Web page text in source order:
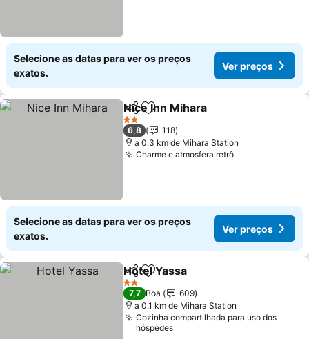
Selecione as datas para ver os preços
exatos.
Ver preços
PartilharAdicionar aos favoritos
Nice Inn Mihara
2 Estrelas
6,8
118
a 0.3 km de Mihara Station
Charme e atmosfera retrôVer preços
Selecione as datas para ver os preços
exatos.
Ver preços
PartilharAdicionar aos favoritos
Hotel Yassa
2 Estrelas
7,7 Boa
609
a 0.1 km de Mihara Station
Cozinha compartilhada para uso dos
hóspedes